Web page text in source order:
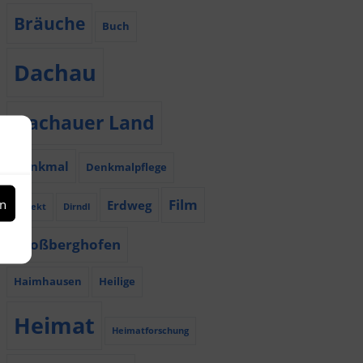
Bräuche Buch
Dachau
Dachauer Land
Denkmal Denkmalpflege
Dialekt Dirndl Erdweg Film
Großberghofen
Haimhausen Heilige
Heimat Heimatforschung